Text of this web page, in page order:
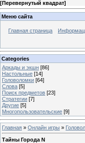
[Перевернутый квадрат]
Меню сайта
Главная страница
Categories
Аркады и экшн [86]
Настольные [14]
Головоломки [64]
Слова [5]
Поиск предметов [23]
Стратегии [7]
Другие [5]
Многопользовательские [9]
Главная » Онлайн игры »
Тайны Города N